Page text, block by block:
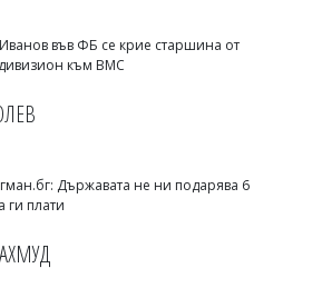
във ФБ се крие старшина от
дивизион към ВМС
Държавата не ни подарява 6
ги плати